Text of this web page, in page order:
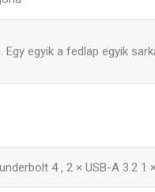
Egy egyik a fedlap egyik
4 , 2 × USB-A 3.2 1